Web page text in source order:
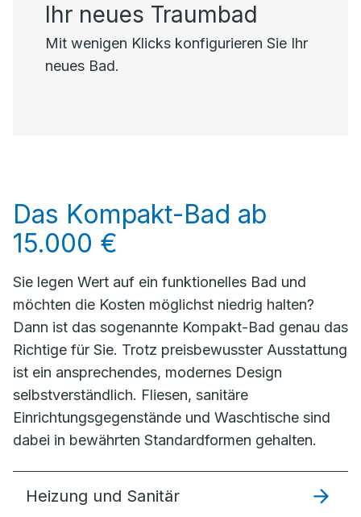
Ihr neues Traumbad
Mit wenigen Klicks konfigurieren Sie Ihr
neues Bad.
Das Kompakt-Bad ab
15.000 €
Sie legen Wert auf ein funktionelles Bad und
möchten die Kosten möglichst niedrig halten?
Dann ist das sogenannte Kompakt-Bad genau das
Richtige für Sie. Trotz preisbewusster Ausstattung
ist ein ansprechendes, modernes Design
selbstverständlich. Fliesen, sanitäre
Einrichtungsgegenstände und Waschtische sind
dabei in bewährten Standardformen gehalten.
Heizung und Sanitär